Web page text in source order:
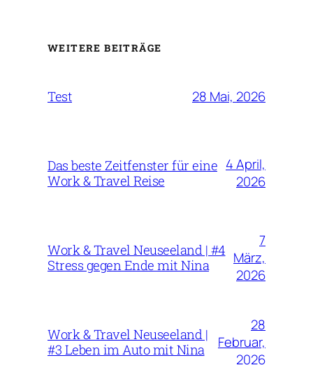
WEITERE BEITRÄGE
Test 28 Mai, 2026
Das beste Zeitfenster für eine
Work & Travel Reise
4 April,
2026
Work & Travel Neuseeland | #4
Stress gegen Ende mit Nina
7
März,
2026
Work & Travel Neuseeland |
#3 Leben im Auto mit Nina
28
Februar,
2026